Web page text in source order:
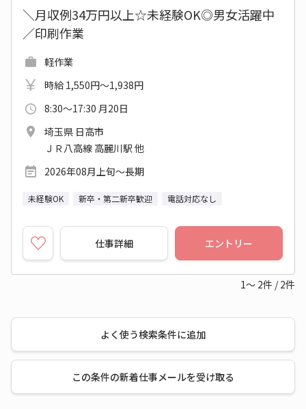
＼月収例34万円以上☆未経験OK◎男女活躍中
／印刷作業
軽作業
時給 1,550円～1,938円
8:30～17:30 月20日
埼玉県 日高市
ＪＲ八高線 高麗川駅 他
2026年08月上旬～長期
未経験OK 新卒・第二新卒歓迎 電話対応なし
仕事詳細 エントリー
1～ 2件 / 2件
よく使う検索条件に追加
この条件の新着仕事メールを受け取る